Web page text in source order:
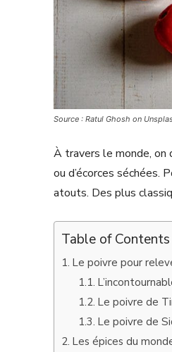
Source : Ratul Ghosh on
À travers le monde, on
ou d’écorces
atouts. Des plus
Table of Contents
Le poivre pour
Le poivre de
Le poivre de
Les épices du